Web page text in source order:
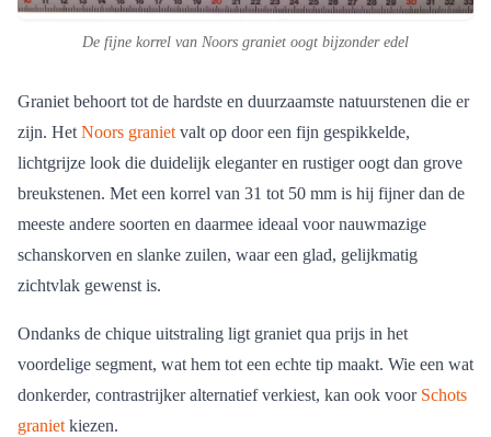
De fijne korrel van Noors graniet oogt bijzonder edel
Graniet behoort tot de hardste en duurzaamste natuurstenen die er
zijn. HetNoors granietvalt op door een fijn gespikkelde,
lichtgrijze look die duidelijk eleganter en rustiger oogt dan grove
breukstenen. Met een korrel van 31 tot 50 mm is hij fijner dan de
meeste andere soorten en daarmee ideaal voor nauwmazige
schanskorven en slanke zuilen, waar een glad, gelijkmatig
zichtvlak gewenst is.
Ondanks de chique uitstraling ligt graniet qua prijs in het
voordelige segment, wat hem tot een echte tip maakt. Wie een wat
donkerder, contrastrijker alternatief verkiest, kan ook voor Schots
granietkiezen.